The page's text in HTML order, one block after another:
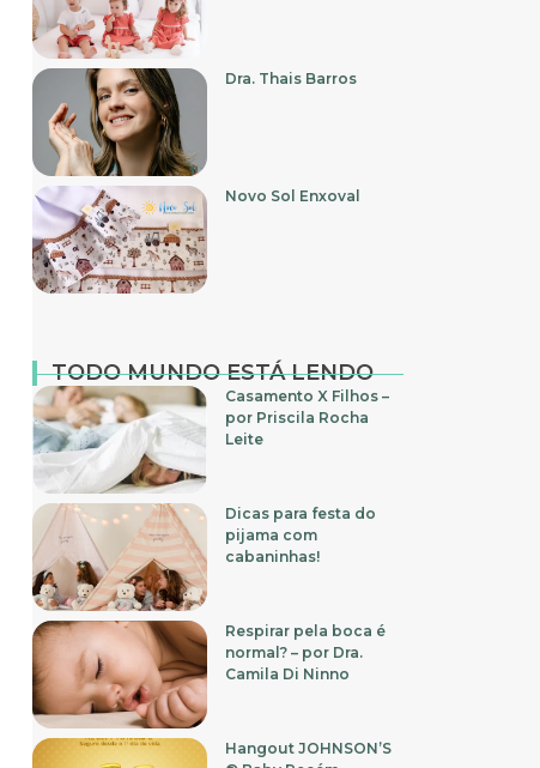
Dra. Thais Barros
Novo Sol Enxoval
TODO MUNDO ESTÁ LENDO
Casamento X Filhos –
por Priscila Rocha
Leite
Dicas para festa do
pijama com
cabaninhas!
Respirar pela boca é
normal? – por Dra.
Camila Di Ninno
Hangout JOHNSON’S